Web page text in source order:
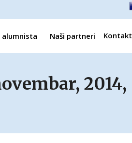
Naši partneri Kontakt
2014,